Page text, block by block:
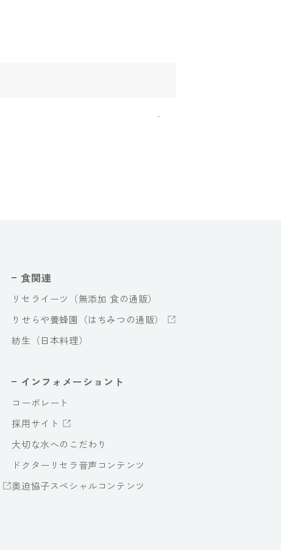
食関連
リセライーツ（無添加 食の通販）
りせらや養蜂園（はちみつの通販）
紡生（日本料理）
インフォメーショント
コーポレート
採用サイト
大切な水へのこだわり
ドクターリセラ音声コンテンツ
奥迫協子スペシャルコンテンツ